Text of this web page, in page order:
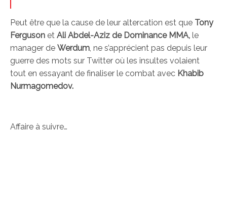
Peut être que la cause de leur altercation est que Tony
Ferguson et Ali Abdel-Aziz de Dominance MMA, le
manager de Werdum , ne s’apprécient pas depuis leur
guerre des mots sur Twitter où les insultes volaient
tout en essayant de finaliser le combat avec Khabib
Nurmagomedov.
Affaire à suivre…